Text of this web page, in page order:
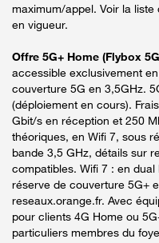
maximum/appel. Voir la
en vigueur.
Offre 5G+ Home (Flybox
accessible exclusivement
couverture 5G en 3,5GHz.
(déploiement en cours).
Gbit/s en réception et 250
théoriques, en Wifi 7, sous
bande 3,5 GHz, détails sur
compatibles. Wifi 7 : en
réserve de couverture 5G+
reseaux.orange.fr. Avec
pour clients 4G Home ou
particuliers membres du